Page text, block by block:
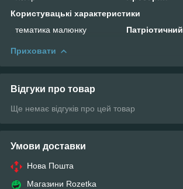
Користувацькі характеристики
тематика малюнку
Патріотичний
Приховати
Відгуки про товар
Ще немає відгуків про цей товар
Умови доставки
Нова Пошта
Магазини Rozetka